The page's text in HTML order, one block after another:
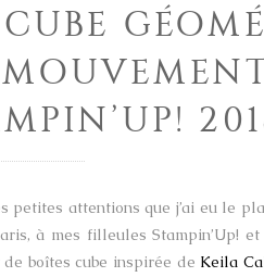
petites attentions que j’ai eu le
à mes filleules Stampin’Up!
boîtes cube inspirée de Keila